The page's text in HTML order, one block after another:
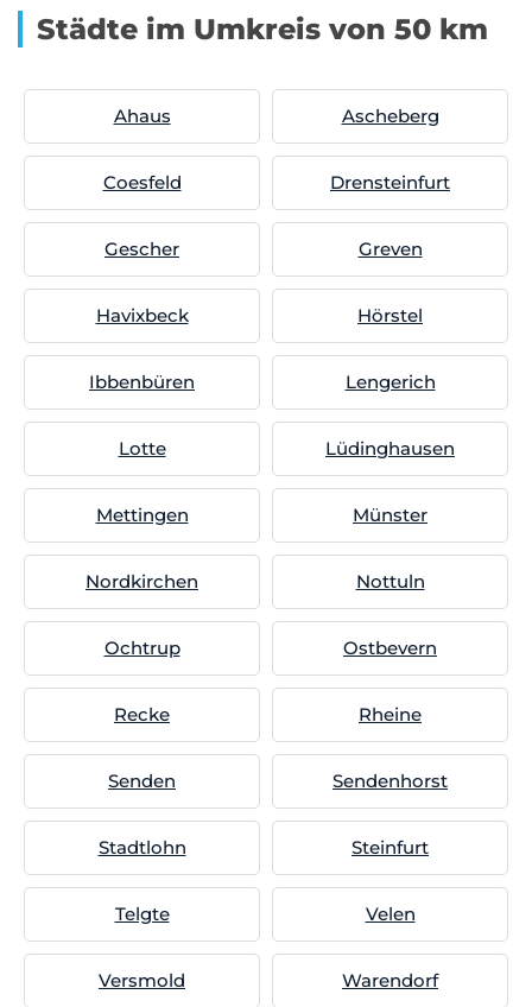
Städte im Umkreis von 50 km
Ahaus Ascheberg
Coesfeld Drensteinfurt
Gescher Greven
Havixbeck Hörstel
Ibbenbüren Lengerich
Lotte Lüdinghausen
Mettingen Münster
Nordkirchen Nottuln
Ochtrup Ostbevern
Recke Rheine
Senden Sendenhorst
Stadtlohn Steinfurt
Telgte Velen
Versmold Warendorf